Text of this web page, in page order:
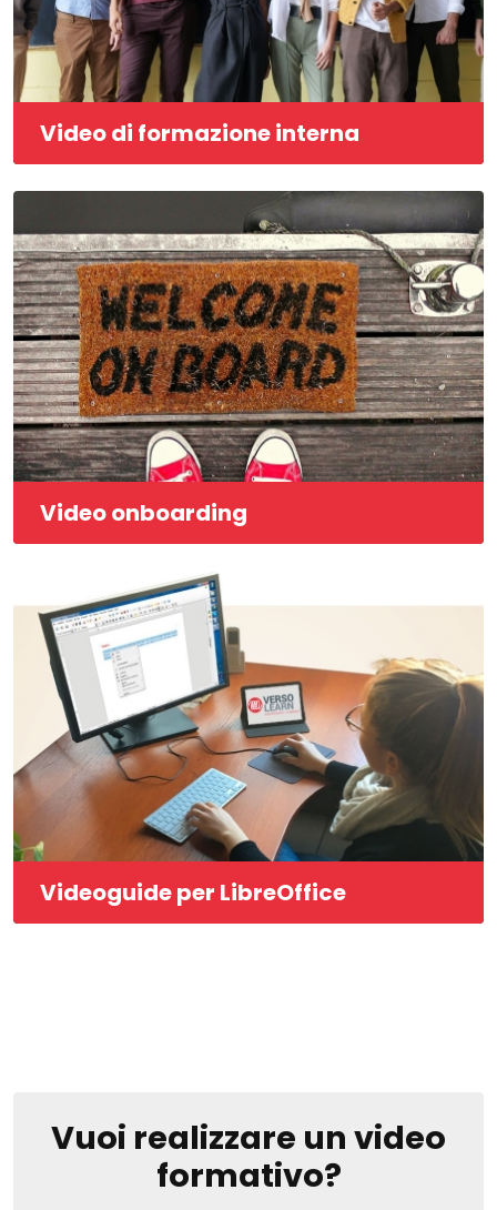
Video di formazione interna
Video onboarding
Videoguide per LibreOffice
Vuoi realizzare un video
formativo?